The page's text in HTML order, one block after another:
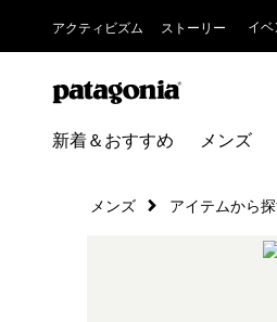
アクティビズム ストーリー イベ
新着＆おすすめ メンズ
メンズ アイテムから